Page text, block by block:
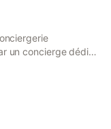
un concierge dédié
situé dans la
Morbihan en
de 24m², vous